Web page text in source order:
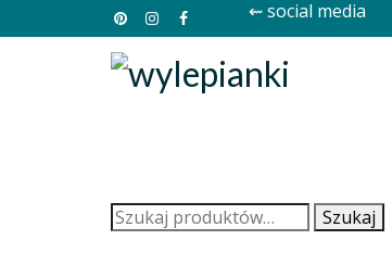
⇜ social media
Szukaj: Szukaj